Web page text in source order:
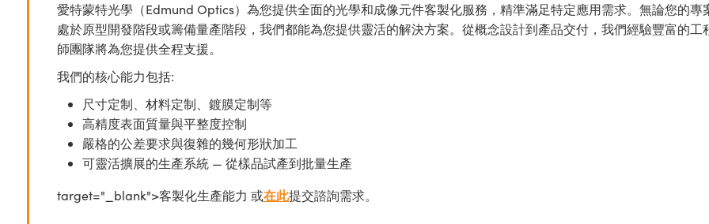
愛特蒙特光學（Edmund Optics）為您提供全面的光學和成像元件客製化服務，精準滿足特定應用需求。無論您的專
處於原型開發階段或籌備量產階段，我們都能為您提供靈活的解決方案。從概念設計到產品交付，我們經驗豐富的工
師團隊將為您提供全程支援。
我們的核心能力包括:
尺寸定制、材料定制、鍍膜定制等
高精度表面質量與平整度控制
嚴格的公差要求與復雜的幾何形狀加工
可靈活擴展的生產系統 — 從樣品試產到批量生產
target="_blank">客製化生產能力 或在此提交諮詢需求。